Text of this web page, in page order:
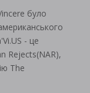
було
- це
Rejects(NAR),
The